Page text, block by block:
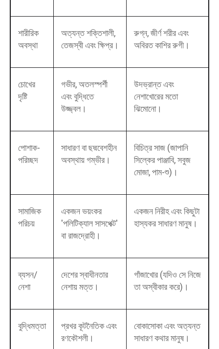
শারীরিক
অবস্থা
অত্যন্ত শক্তিশালী,
তেজস্বী এবং ক্ষিপ্র।
রুগ্ন, জীর্ণ শরীর এবং
অবিরত কাশির রুগী।
চোখের
দৃষ্টি
গভীর, অতলস্পর্শী
এবং বুদ্ধিতে
উজ্জ্বল।
উদভ্রান্ত এবং
নেশাখোরের মতো
ঝিমোনো।
পোশাক-
পরিচ্ছদ
সাধারণ বা ছদ্মবেশহীন
অবস্থায় গম্ভীর।
বিচিত্র সাজ (জাপানি
সিল্কের পাঞ্জাবি, সবুজ
মোজা, পাম-শু)।
সামাজিক
পরিচয়
একজন ভয়ংকর
'পলিটিক্যাল সাসপেক্ট'
বা রাজদ্রোহী।
একজন নিরীহ এবং কিছুটা
হাস্যকর সাধারণ মানুষ।
ব্যসন/
নেশা
দেশের স্বাধীনতার
নেশায় মত্ত।
গাঁজাখোর (যদিও সে নিজে
তা অস্বীকার করে)।
বুদ্ধিমত্তা
প্রখর কূটনৈতিক এবং
রণকৌশলী।
বোকাসোকা এবং অত্যন্ত
সাধারণ কথার মানুষ।